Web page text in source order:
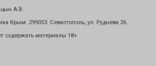
А.В.
Крым. 299053. Севастополь, ул. Руднева 26.
содержать материалы 18+